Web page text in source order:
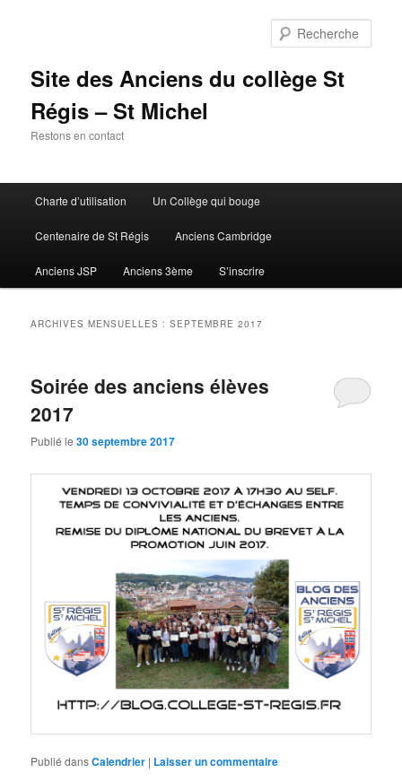
Site des Anciens du collège St
Régis – St Michel
Restons en contact
principal
Charte d’utilisation Un Collège qui bouge
Centenaire de St Régis Anciens Cambridge
Anciens JSP Anciens 3ème S’inscrire
ARCHIVES MENSUELLES :SEPTEMBRE 2017
Soirée des anciens élèves
2017
Publié le30 septembre 2017
Publié dansCalendrier | Laisser un commentaire